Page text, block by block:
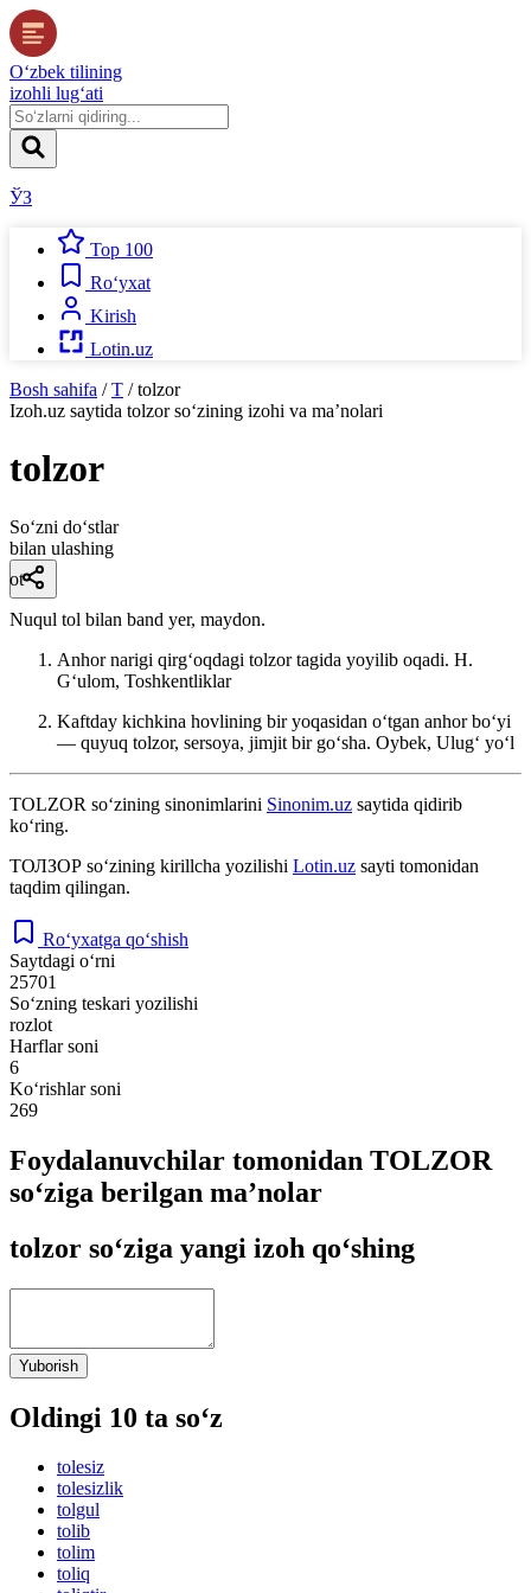
O‘zbek tilining
izohli lug‘ati
ЎЗ
Top 100
Ro‘yxat
Kirish
Lotin.uz
Bosh sahifa / T / tolzor
Izoh.uz saytida tolzorso‘zining izohi va ma’nolari
tolzor
So‘zni do‘stlar
bilan ulashing
ot
Nuqul tol bilan band yer, maydon.
Anhor narigi qirgʻoqdagi tolzor tagida yoyilib oqadi. H.
Gʻulom, Toshkentliklar
Kaftday kichkina hovlining bir yoqasidan oʻtgan anhor boʻyi
— quyuq tolzor, sersoya, jimjit bir goʻsha. Oybek, Ulugʻ yoʻl
TOLZOR so‘zining sinonimlarini Sinonim.uz saytida qidirib
ko‘ring.
ТОЛЗОР so‘zining kirillcha yozilishi Lotin.uz sayti tomonidan
taqdim qilingan.
Ro‘yxatga qo‘shish
Saytdagi o‘rni
25701
So‘zning teskari yozilishi
rozlot
Harflar soni
6
Ko‘rishlar soni
269
Foydalanuvchilar tomonidan TOLZOR
so‘ziga berilgan ma’nolar
tolzor so‘ziga yangi izoh qo‘shing
Yuborish
Oldingi 10 ta so‘z
tolesiz
tolesizlik
tolgul
tolib
tolim
toliq